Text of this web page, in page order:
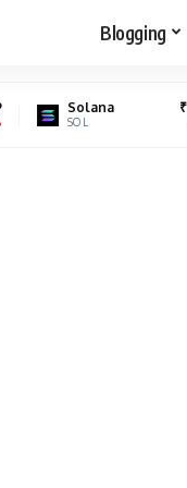
Blogging
₹7,050.63